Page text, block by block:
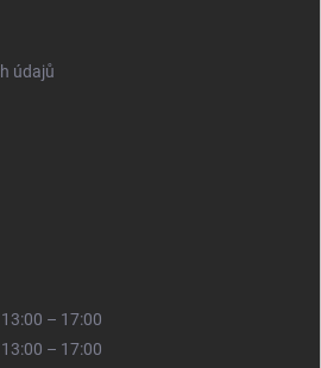
údajů
– 17:00
– 17:00